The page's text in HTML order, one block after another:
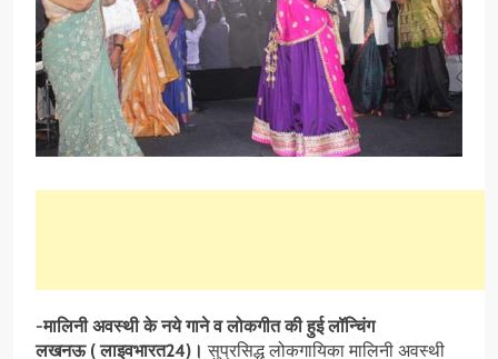
-मालिनी अवस्थी के नये गाने व लोकगीत की हुई लॉन्चिंग
लखनऊ ( लाइवभारत24)। सुप्रसिद्ध लोकगायिका मालिनी अवस्थी